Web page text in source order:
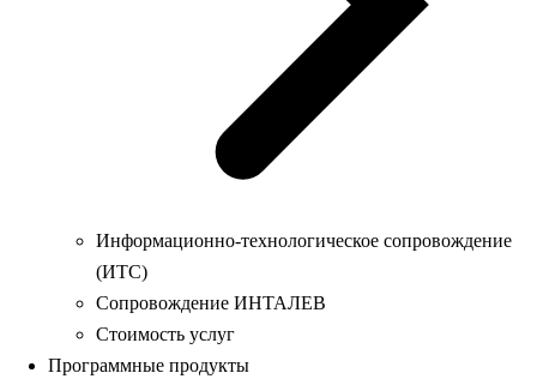
Информационно-технологическое сопровождение
(ИТС)
Сопровождение ИНТАЛЕВ
Стоимость услуг
Программные продукты